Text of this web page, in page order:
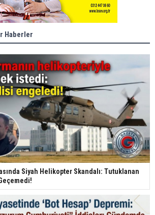
Haberler
Siyah Helikopter Skandalı: Tutuklanan